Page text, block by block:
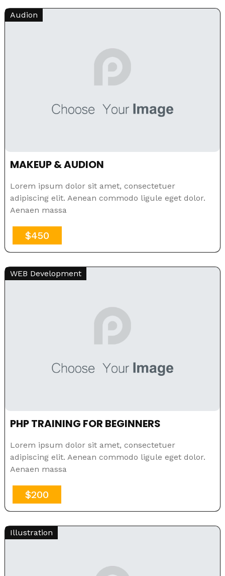
Audion
MAKEUP & AUDION
Lorem ipsum dolor sit amet, consectetuer
adipiscing elit. Aenean commodo ligule eget dolor.
Aenaen massa
$450
WEB Development
PHP TRAINING FOR BEGINNERS
Lorem ipsum dolor sit amet, consectetuer
adipiscing elit. Aenean commodo ligule eget dolor.
Aenaen massa
$200
Illustration